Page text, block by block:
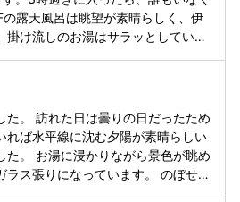
たです！ 記念の写真も撮ってくだ
て下さいました。とても良い記念
したいと思いました。
露天風呂は眺望が素晴らしく、伊
掛け流しのお湯はサラッとしてい
、良かったです。
た。 訪れた日は曇りの日だったため
れば水平線に沈む夕陽が素晴らしい
色が眺め
ラス張りになっています。 のぼせた